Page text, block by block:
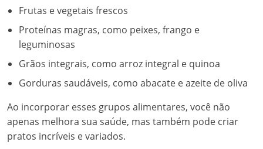
Frutas e vegetais frescos
Proteínas magras, como peixes, frango e
leguminosas
Grãos integrais, como arroz integral e quinoa
Gorduras saudáveis, como abacate e azeite de oliva
Ao incorporar esses grupos alimentares, você não
apenas melhora sua saúde, mas também pode criar
pratos incríveis e variados.